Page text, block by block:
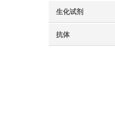
生化试剂
抗体